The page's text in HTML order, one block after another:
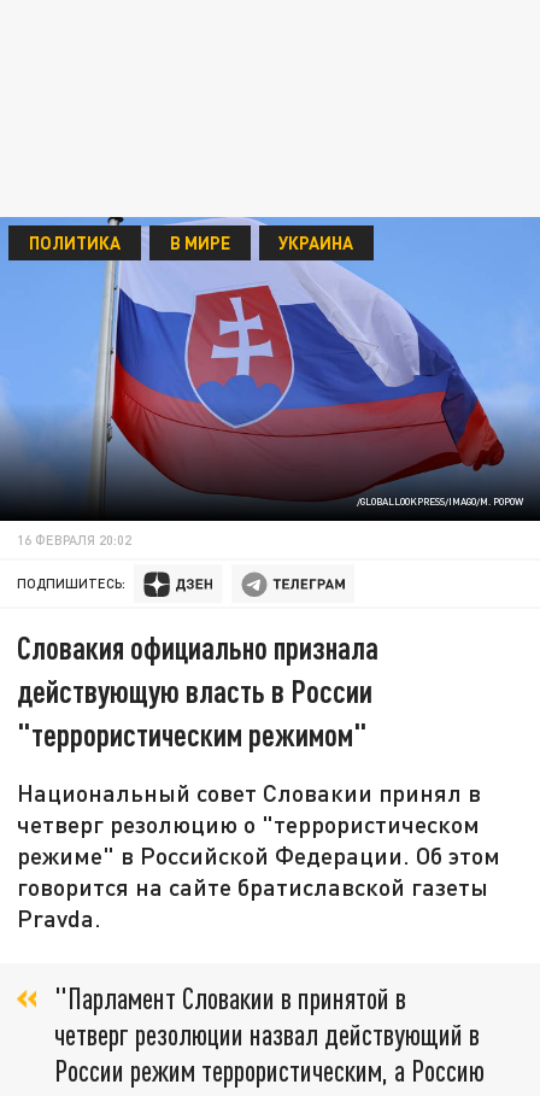
/GLOBALLOOKPRESS/IMAGO/M. POPOW
ПОЛИТИКА В МИРЕ УКРАИНА
16 ФЕВРАЛЯ 20:02
ПОДПИШИТЕСЬ:
Словакия официально признала
действующую власть в России
"террористическим режимом"
Национальный совет Словакии принял в
четверг резолюцию о "террористическом
режиме" в Российской Федерации. Об этом
говорится на сайте братиславской газеты
Pravda.
"Парламент Словакии в принятой в
четверг резолюции назвал действующий в
России режим террористическим, а Россию